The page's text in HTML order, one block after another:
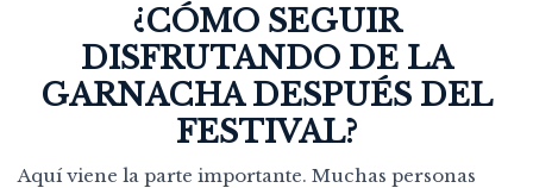
¿CÓMO SEGUIR
DISFRUTANDO DE LA
GARNACHA DESPUÉS DEL
FESTIVAL?
Aquí viene la parte importante. Muchas personas